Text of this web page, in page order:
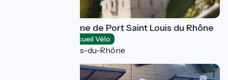
Office de Tourisme de Port Saint Louis du Rhône
Accueil Vélo
Port-Saint-Louis-du-Rhône